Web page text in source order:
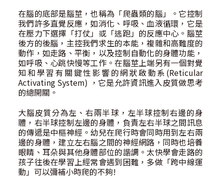
在腦的底部是腦莖，也稱為「爬蟲類的腦」。它控制
我們許多直覺反應，如消化、呼吸、血液循環，它是
在壓力下選擇「打仗」或「逃跑」的反應中心。腦莖
後方的後腦，主控我們求生的本能，複雜和高難度的
動作，如走路、平衡，以及控制自動化的身體功能，
如呼吸、心跳快慢等工作。在腦莖上端另有一個對覺
知和學習有關鍵性影響的網狀啟動系(Reticular
Activating System) ，它是允許資訊進入皮質做思考
的總開關。
大腦皮質分為左、右兩半球，左半球控制右邊的身
體，右半球控制左邊的身體，負責左右半球之間訊息
的傳遞是中樞神經。幼兒在爬行時會同時用到左右兩
邊的身體，建立左右腦之間的神經網路，同時也培養
眼睛、耳朵與其他身體部位的諧調。太快學會走路的
孩子往後在學習上經常會遇到困難，多做「跨中線運
動」可以彌補小時爬的不夠!